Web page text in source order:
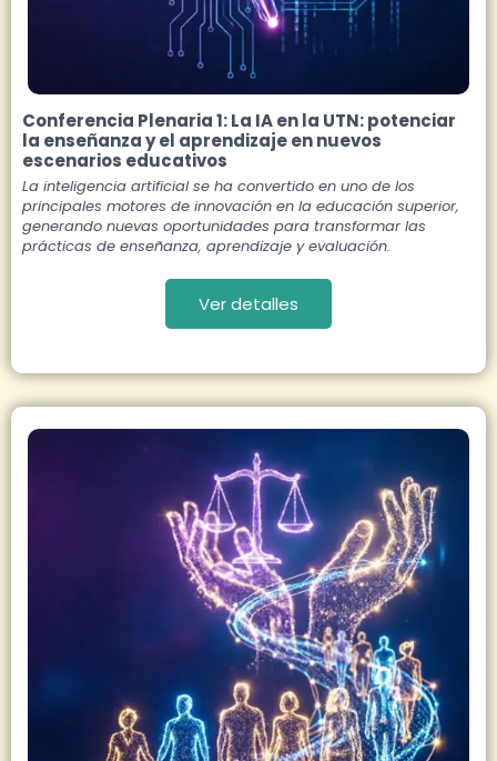
Conferencia Plenaria 1: La IA en la UTN: potenciar
la enseñanza y el aprendizaje en nuevos
escenarios educativos
La inteligencia artificial se ha convertido en uno de los
principales motores de innovación en la educación superior,
generando nuevas oportunidades para transformar las
prácticas de enseñanza, aprendizaje y evaluación.
Ver detalles